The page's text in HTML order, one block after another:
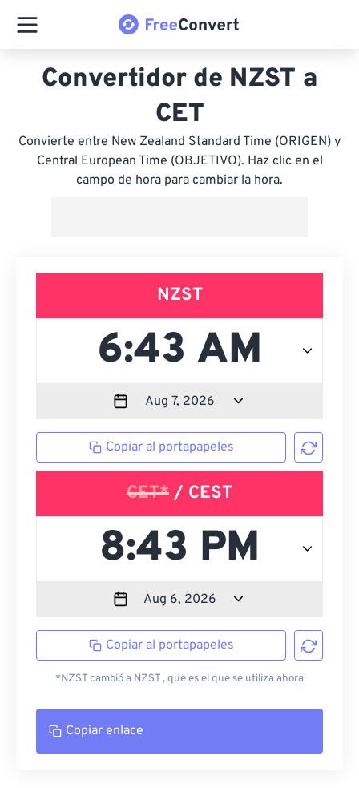
Convertidor de NZST a
CET
Convierte entre New Zealand Standard Time (ORIGEN) y
Central European Time (OBJETIVO). Haz clic en el
campo de hora para cambiar la hora.
NZST
Copiar al portapapeles
CET* / CEST
Copiar al portapapeles
*NZST cambió a NZST , que es el que se utiliza ahora
Copiar enlace